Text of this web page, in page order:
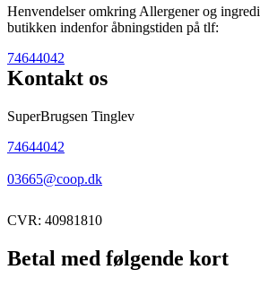
Henvendelser omkring Allergener og
butikken indenfor åbningstiden på tlf:
74644042
Kontakt os
SuperBrugsen Tinglev
74644042
03665@coop.dk
CVR: 40981810
Betal med følgende kort